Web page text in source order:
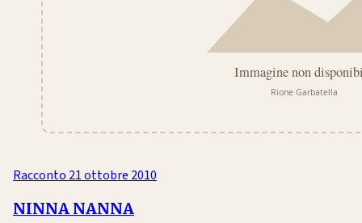
Racconto 21 ottobre 2010
NINNA NANNA